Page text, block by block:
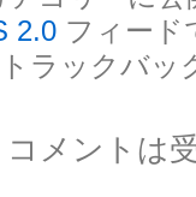
2.0 フィード
ラックバッ
コメントは